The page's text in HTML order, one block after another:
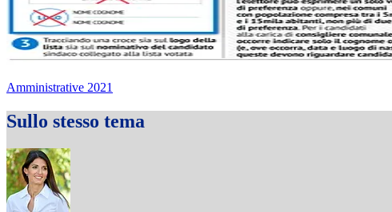
Amministrative 2021
Sullo stesso tema